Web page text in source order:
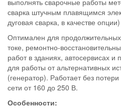
выполнять сварочные работы
сварка штучным плавящимся
дуговая сварка, в качестве
Оптимален для
токе, ремонтно-
работ в зданиях, автосервисах и
для работы от альтернативных
(генератор). Работает без
сети от 160 до 250 В.
Особенности: